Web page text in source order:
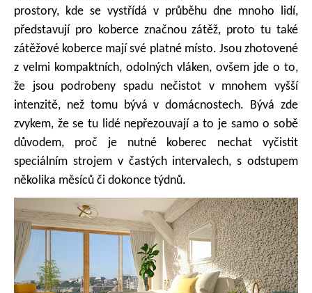
prostory, kde se vystřídá v průběhu dne mnoho lidí,
představují pro koberce značnou zátěž, proto tu také
zátěžové koberce mají své platné místo. Jsou zhotovené
z velmi kompaktních, odolných vláken, ovšem jde o to,
že jsou podrobeny spadu nečistot v mnohem vyšší
intenzitě, než tomu bývá v domácnostech. Bývá zde
zvykem, že se tu lidé nepřezouvají a to je samo o sobě
důvodem, proč je nutné koberec nechat vyčistit
speciálním strojem v častých intervalech, s odstupem
několika měsíců či dokonce týdnů.